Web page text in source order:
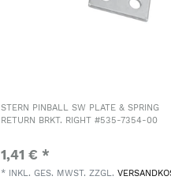
STERN PINBALL SW PLATE & SPRING
RETURN BRKT. RIGHT #535-7354-00
1,41 € *
* INKL. GES. MWST. ZZGL.